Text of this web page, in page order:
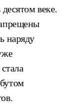
веке.
наряду